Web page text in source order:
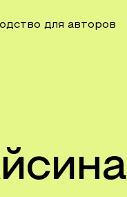
для авторов